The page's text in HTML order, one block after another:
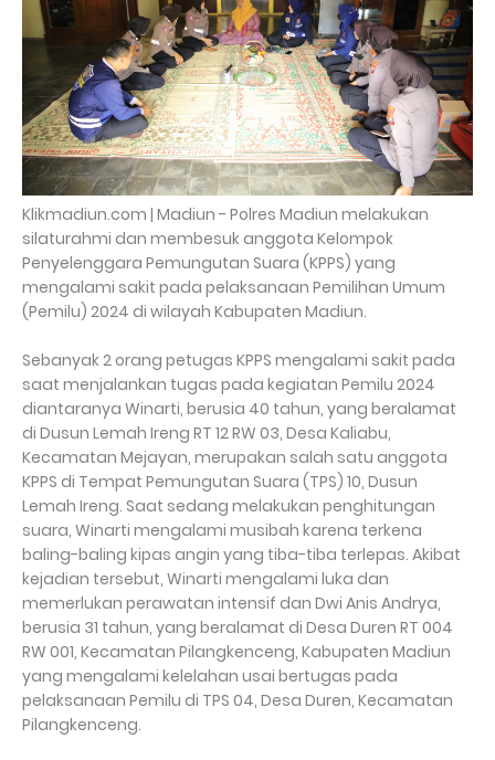
Klikmadiun.com | Madiun - Polres Madiun melakukan
silaturahmi dan membesuk anggota Kelompok
Penyelenggara Pemungutan Suara (KPPS) yang
mengalami sakit pada pelaksanaan Pemilihan Umum
(Pemilu) 2024 di wilayah Kabupaten Madiun.
Sebanyak 2 orang petugas KPPS mengalami sakit pada
saat menjalankan tugas pada kegiatan Pemilu 2024
diantaranya Winarti, berusia 40 tahun, yang beralamat
di Dusun Lemah Ireng RT 12 RW 03, Desa Kaliabu,
Kecamatan Mejayan, merupakan salah satu anggota
KPPS di Tempat Pemungutan Suara (TPS) 10, Dusun
Lemah Ireng. Saat sedang melakukan penghitungan
suara, Winarti mengalami musibah karena terkena
baling-baling kipas angin yang tiba-tiba terlepas. Akibat
kejadian tersebut, Winarti mengalami luka dan
memerlukan perawatan intensif dan Dwi Anis Andrya,
berusia 31 tahun, yang beralamat di Desa Duren RT 004
RW 001, Kecamatan Pilangkenceng, Kabupaten Madiun
yang mengalami kelelahan usai bertugas pada
pelaksanaan Pemilu di TPS 04, Desa Duren, Kecamatan
Pilangkenceng.